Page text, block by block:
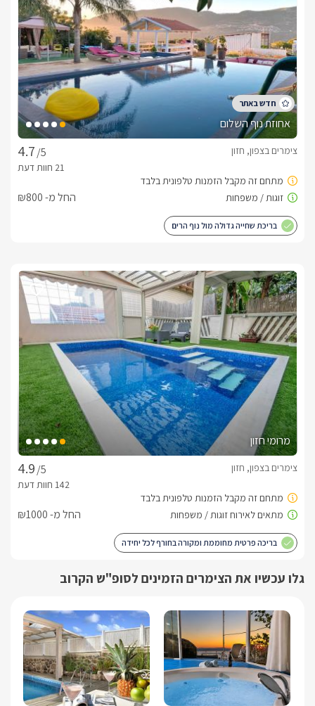
אחוזת נוף השלום
/5
צימרים בצפון, חזון
החל מ- ₪800
בריכת שחייה גדולה מול נוף הרים
מרומי חזון
/5
צימרים בצפון, חזון
החל מ- ₪1000
בריכה פרטית מחוממת ומקורה בחורף לכל יחידה
גלו עכשיו את הצימרים הזמינים לסופ"ש הקרוב